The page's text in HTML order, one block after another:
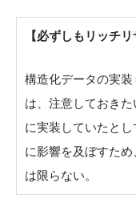
【必ずしもリッチ
構造化データの実
は、注意しておき
に実装していたと
に影響を及ぼすた
は限らない。